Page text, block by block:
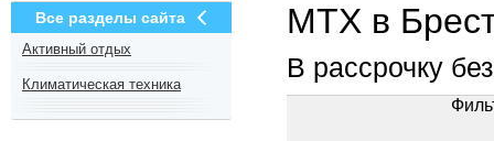
Все разделы сайта
Активный отдых
Климатическая техника
МТХ в
В рассрочку